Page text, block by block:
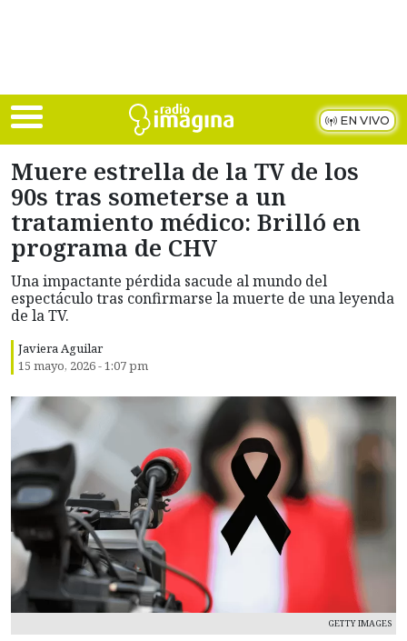
EN VIVO
Muere estrella de la TV de los
90s tras someterse a un
tratamiento médico: Brilló en
programa de CHV
Una impactante pérdida sacude al mundo del
espectáculo tras confirmarse la muerte de una leyenda
de la TV.
Javiera Aguilar
15 mayo, 2026 - 1:07 pm
GETTY IMAGES